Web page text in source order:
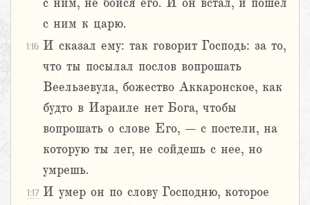
с ним, не бойся его. И он встал, и пошел
с ним к царю.
1:16 И сказал ему: так говорит Господь: за то,
что ты посылал послов вопрошать
Веельзевула, божество Аккаронское, как
будто в Израиле нет Бога, чтобы
вопрошать о слове Его, – с постели, на
которую ты лег, не сойдешь с нее, но
умрешь.
1:17 И умер он по слову Господню, которое